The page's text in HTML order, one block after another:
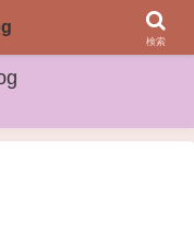
をお届け
検索